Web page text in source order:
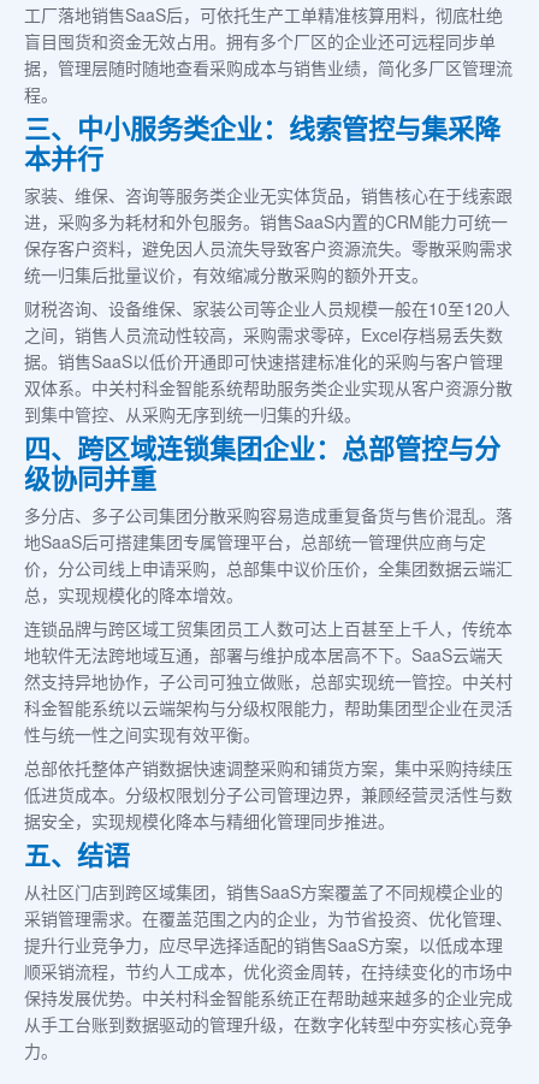
工厂落地销售SaaS后，可依托生产工单精准核算用料，彻底杜绝
盲目囤货和资金无效占用。拥有多个厂区的企业还可远程同步单
据，管理层随时随地查看采购成本与销售业绩，简化多厂区管理流
程。
三、中小服务类企业：线索管控与集采降
本并行
家装、维保、咨询等服务类企业无实体货品，销售核心在于线索跟
进，采购多为耗材和外包服务。销售SaaS内置的CRM能力可统一
保存客户资料，避免因人员流失导致客户资源流失。零散采购需求
统一归集后批量议价，有效缩减分散采购的额外开支。
财税咨询、设备维保、家装公司等企业人员规模一般在10至120人
之间，销售人员流动性较高，采购需求零碎，Excel存档易丢失数
据。销售SaaS以低价开通即可快速搭建标准化的采购与客户管理
双体系。中关村科金智能系统帮助服务类企业实现从客户资源分散
到集中管控、从采购无序到统一归集的升级。
四、跨区域连锁集团企业：总部管控与分
级协同并重
多分店、多子公司集团分散采购容易造成重复备货与售价混乱。落
地SaaS后可搭建集团专属管理平台，总部统一管理供应商与定
价，分公司线上申请采购，总部集中议价压价，全集团数据云端汇
总，实现规模化的降本增效。
连锁品牌与跨区域工贸集团员工人数可达上百甚至上千人，传统本
地软件无法跨地域互通，部署与维护成本居高不下。SaaS云端天
然支持异地协作，子公司可独立做账，总部实现统一管控。中关村
科金智能系统以云端架构与分级权限能力，帮助集团型企业在灵活
性与统一性之间实现有效平衡。
总部依托整体产销数据快速调整采购和铺货方案，集中采购持续压
低进货成本。分级权限划分子公司管理边界，兼顾经营灵活性与数
据安全，实现规模化降本与精细化管理同步推进。
五、结语
从社区门店到跨区域集团，销售SaaS方案覆盖了不同规模企业的
采销管理需求。在覆盖范围之内的企业，为节省投资、优化管理、
提升行业竞争力，应尽早选择适配的销售SaaS方案，以低成本理
顺采销流程，节约人工成本，优化资金周转，在持续变化的市场中
保持发展优势。中关村科金智能系统正在帮助越来越多的企业完成
从手工台账到数据驱动的管理升级，在数字化转型中夯实核心竞争
力。